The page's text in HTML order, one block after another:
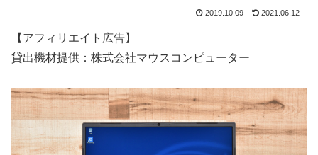
2019.10.09 2021.06.12
【アフィリエイト広告】
貸出機材提供：株式会社マウスコンピューター